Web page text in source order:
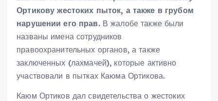
Ортиковужестоких пыток, а также в грубом
нарушении его прав. В жалобе также были
названы имена сотрудников
правоохранительных органов, а также
заключенных (лахмачей), которые активно
участвовали в пытках Каюма Ортикова.
Каюм Ортиков дал свидетельства о жестоких